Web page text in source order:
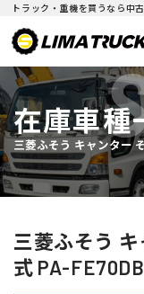
トラック・重機を買うなら中
在庫車種
三菱ふそう キャンター
三菱ふそう
式 PA-FE70DB